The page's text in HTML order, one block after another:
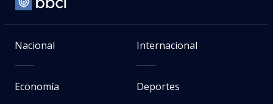
Nacional Internacional
Economía Deportes